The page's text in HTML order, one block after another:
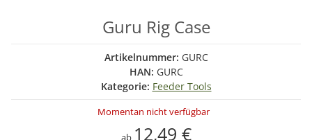
Guru Rig Case
Artikelnummer: GURC
HAN: GURC
Kategorie: Feeder Tools
Momentan nicht verfügbar
ab 12,49 €